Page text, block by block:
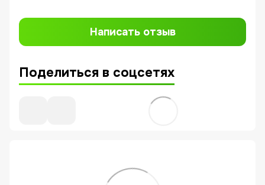
Написать отзыв
Поделиться в соцсетях